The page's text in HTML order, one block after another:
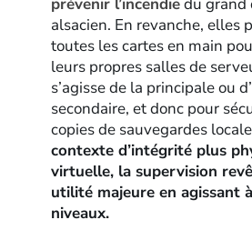
alsacien. En revanche, elles
toutes les cartes en main
leurs propres salles de
s’agisse de la principale ou
secondaire, et donc pour
copies de sauvegardes
contexte d’intégrité plus
virtuelle, la supervision
utilité majeure en agissant
niveaux.